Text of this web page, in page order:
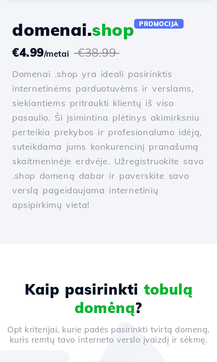
domenai.shop PROMOCIJA
€4.99/metai €38.99
Domenai .shop yra ideali pasirinktis
internetinėms parduotuvėms ir verslams,
siekiantiems pritraukti klientų iš viso
pasaulio. Ši įsimintina plėtinys akimirksniu
perteikia prekybos ir profesionalumo idėją,
suteikdama jums konkurencinį pranašumą
skaitmeninėje erdvėje. Užregistruokite savo
.shop domeną dabar ir paverskite savo
verslą pageidaujama internetinių
apsipirkimų vieta!
Kaip pasirinkti tobulą
domėną?
Opt kriterijai, kurie padės pasirinkti tvirtą domeną,
kuris remtų tavo interneto verslo įvaizdį ir sėkmę.